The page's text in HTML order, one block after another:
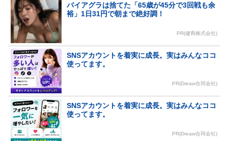
バイアグラは捨てた「65歳が45分で3回戦も余
裕」1日31円で朝まで絶好調！
PR(健商株式会社)
SNSアカウントを着実に成長。実はみんなココ
使ってます。
PR(Dreaw合同会社)
SNSアカウントを着実に成長。実はみんなココ
使ってます。
PR(Dreaw合同会社)